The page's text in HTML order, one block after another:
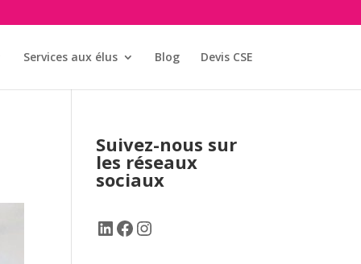
Services aux élus Blog Devis CSE
Suivez-nous sur
les réseaux
sociaux
LinkedIn
Facebook
Instagram